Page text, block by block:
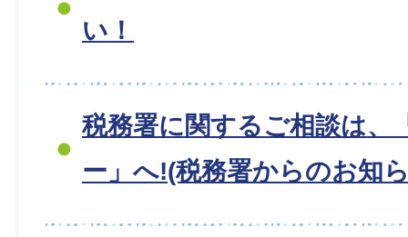
い！
税務署に関するご相談は、
ー」へ!(税務署からのお知